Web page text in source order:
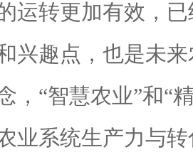
运转更加有效，
兴趣点，也是未
，“智慧农业”和“
业系统生产力与